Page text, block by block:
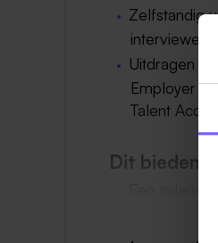
Zelfstandig
interviewen
Uitdragen
Employer
Talent
Dit bieden
Een
Een